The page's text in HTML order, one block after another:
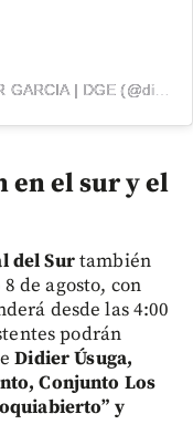
en el sur y el
del Surtambién
de agosto, con
desde las 4:00
podrán
Didier Úsuga,
Conjunto Los
y